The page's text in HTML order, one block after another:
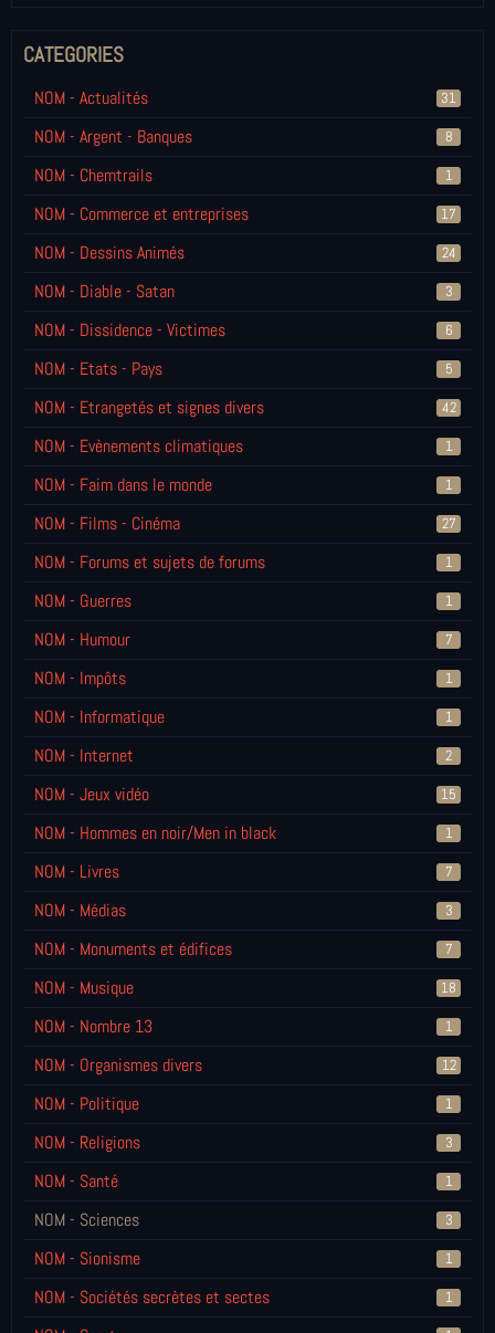
CATEGORIES
NOM - Actualités 31
NOM - Argent - Banques 8
NOM - Chemtrails 1
NOM - Commerce et entreprises 17
NOM - Dessins Animés 24
NOM - Diable - Satan 3
NOM - Dissidence - Victimes 6
NOM - Etats - Pays 5
NOM - Etrangetés et signes divers 42
NOM - Evènements climatiques 1
NOM - Faim dans le monde 1
NOM - Films - Cinéma 27
NOM - Forums et sujets de forums 1
NOM - Guerres 1
NOM - Humour 7
NOM - Impôts 1
NOM - Informatique 1
NOM - Internet 2
NOM - Jeux vidéo 15
NOM - Hommes en noir/Men in black 1
NOM - Livres 7
NOM - Médias 3
NOM - Monuments et édifices 7
NOM - Musique 18
NOM - Nombre 13 1
NOM - Organismes divers 12
NOM - Politique 1
NOM - Religions 3
NOM - Santé 1
NOM - Sciences 3
NOM - Sionisme 1
NOM - Sociétés secrètes et sectes 1